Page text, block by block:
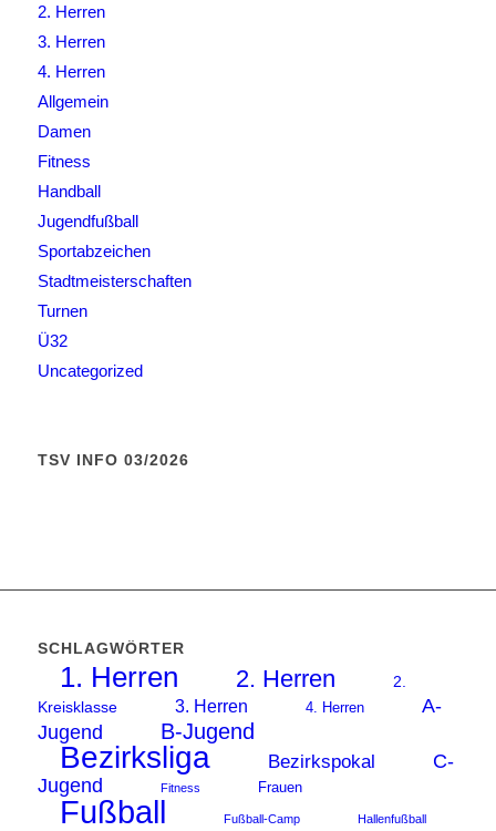
2. Herren
3. Herren
4. Herren
Allgemein
Damen
Fitness
Handball
Jugendfußball
Sportabzeichen
Stadtmeisterschaften
Turnen
Ü32
Uncategorized
TSV INFO 03/2026
SCHLAGWÖRTER
1. Herren 2. Herren
2.
Kreisklasse
3. Herren 4. Herren
A-
Jugend
B-Jugend
Bezirksliga Bezirkspokal
C-
Jugend
Fitness Frauen
Fußball Fußball-Camp
Hallenfußball